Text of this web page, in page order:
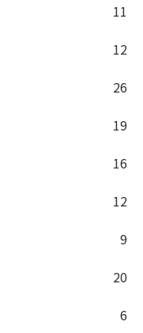
11
12
26
19
16
12
9
20
6